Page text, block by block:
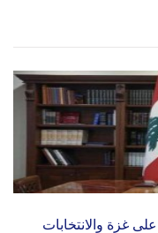
على غزة والانتخابات